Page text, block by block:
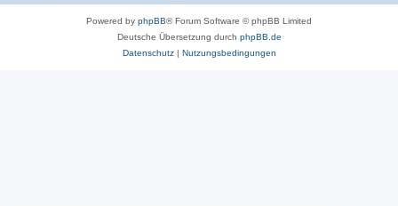
Powered by phpBB® Forum Software © phpBB Limited
Deutsche Übersetzung durch phpBB.de
Datenschutz| Nutzungsbedingungen